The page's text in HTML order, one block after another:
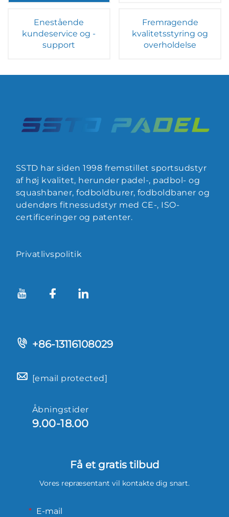
Enestående
kundeservice og -
support
Fremragende
kvalitetsstyring og
overholdelse
SSTD har siden 1998 fremstillet sportsudstyr
af høj kvalitet, herunder padel-, padbol- og
squashbaner, fodboldburer, fodboldbaner og
udendørs fitnessudstyr med CE-, ISO-
certificeringer og patenter.
Privatlivspolitik
+86-13116108029
[email protected]
Åbningstider
9.00-18.00
Få et gratis tilbud
Vores repræsentant vil kontakte dig snart.
E-mail